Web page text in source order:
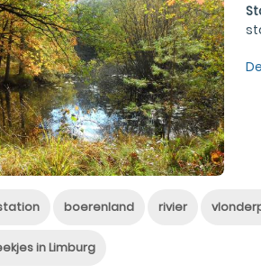
boerenland rivier
in Limburg